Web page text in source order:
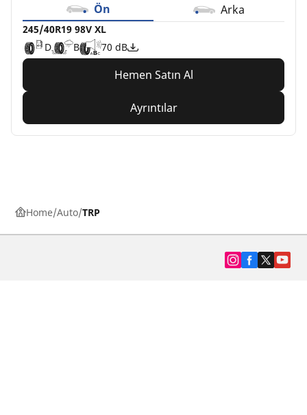
Ön Arka
245/40R19 98V XL
D
B 70 dB
Hemen Satın Al
Ayrıntılar
Home Auto TRP